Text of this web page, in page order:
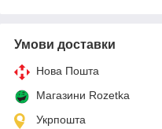
Умови доставки
Нова Пошта
Магазини Rozetka
Укрпошта